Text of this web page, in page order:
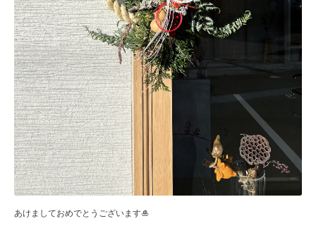
あけましておめでとうございます🎍